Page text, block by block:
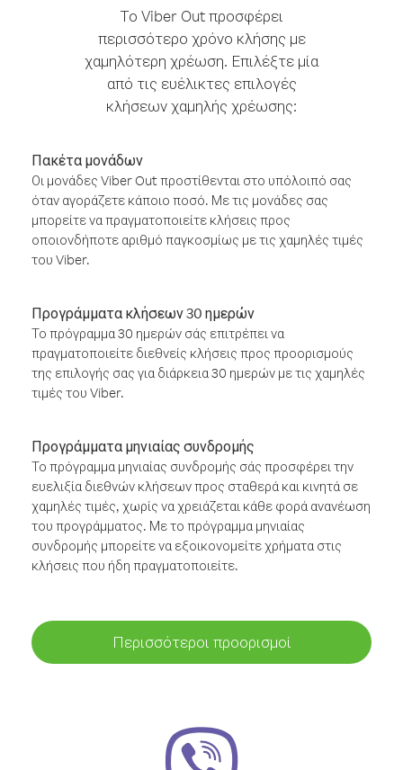
Το Viber Out προσφέρει
περισσότερο χρόνο κλήσης με
χαμηλότερη χρέωση. Επιλέξτε μία
από τις ευέλικτες επιλογές
κλήσεων χαμηλής χρέωσης:
Πακέτα μονάδων
Οι μονάδες Viber Out προστίθενται στο υπόλοιπό σας
όταν αγοράζετε κάποιο ποσό. Με τις μονάδες σας
μπορείτε να πραγματοποιείτε κλήσεις προς
οποιονδήποτε αριθμό παγκοσμίως με τις χαμηλές τιμές
του Viber.
Προγράμματα κλήσεων 30 ημερών
Το πρόγραμμα 30 ημερών σάς επιτρέπει να
πραγματοποιείτε διεθνείς κλήσεις προς προορισμούς
της επιλογής σας για διάρκεια 30 ημερών με τις χαμηλές
τιμές του Viber.
Προγράμματα μηνιαίας συνδρομής
Το πρόγραμμα μηνιαίας συνδρομής σάς προσφέρει την
ευελιξία διεθνών κλήσεων προς σταθερά και κινητά σε
χαμηλές τιμές, χωρίς να χρειάζεται κάθε φορά ανανέωση
του προγράμματος. Με το πρόγραμμα μηνιαίας
συνδρομής μπορείτε να εξοικονομείτε χρήματα στις
κλήσεις που ήδη πραγματοποιείτε.
Περισσότεροι προορισμοί